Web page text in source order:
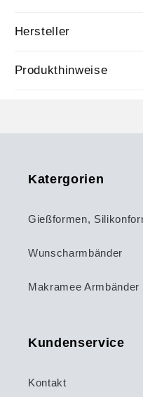
Hersteller
Produkthinweise
Katergorien
Gießformen,
Wunscharmbänder
Makramee Armbänder
Kundenservice
Kontakt